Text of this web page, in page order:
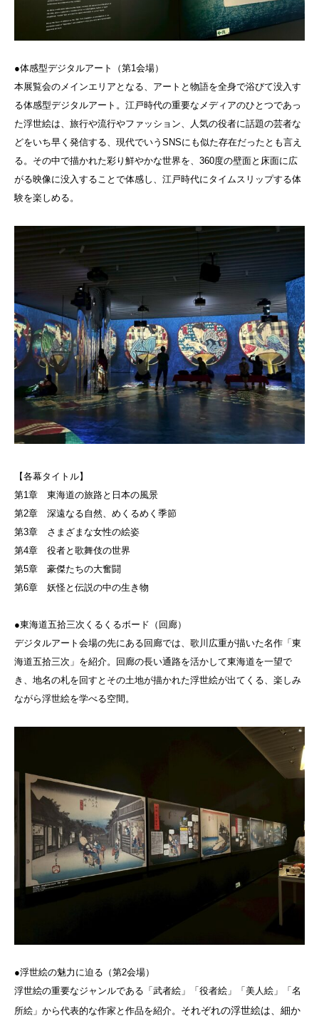
●体感型デジタルアート（第1会場）
本展覧会のメインエリアとなる、アートと物語を全身で浴びて没入す
る体感型デジタルアート。江戸時代の重要なメディアのひとつであっ
た浮世絵は、旅行や流行やファッション、人気の役者に話題の芸者な
どをいち早く発信する、現代でいうSNSにも似た存在だったとも言え
る。その中で描かれた彩り鮮やかな世界を、360度の壁面と床面に広
がる映像に没入することで体感し、江戸時代にタイムスリップする体
験を楽しめる。
【各幕タイトル】
第1章 東海道の旅路と日本の風景
第2章 深遠なる自然、めくるめく季節
第3章 さまざまな女性の絵姿
第4章 役者と歌舞伎の世界
第5章 豪傑たちの大奮闘
第6章 妖怪と伝説の中の生き物
●東海道五拾三次くるくるボード（回廊）
デジタルアート会場の先にある回廊では、歌川広重が描いた名作「東
海道五拾三次」を紹介。回廊の長い通路を活かして東海道を一望で
き、地名の札を回すとその土地が描かれた浮世絵が出てくる、楽しみ
ながら浮世絵を学べる空間。
●浮世絵の魅力に迫る（第2会場）
浮世絵の重要なジャンルである「武者絵」「役者絵」「美人絵」「名
所絵」から代表的な作家と作品を紹介。 それぞれの浮世絵は、細か